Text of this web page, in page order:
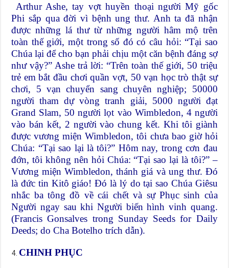
Arthur Ashe, tay vợt huyền thoại người Mỹ gốc
Phi sắp qua đời vì bệnh ung thư. Anh ta đã nhận
được những lá thư từ những người hâm mộ trên
toàn thế giới, một trong số đó có câu hỏi: “Tại sao
Chúa lại để cho bạn phải chịu một căn bệnh đáng sợ
như vậy?” Ashe trả lời: “Trên toàn thế giới, 50 triệu
trẻ em bắt đầu chơi quần vợt, 50 vạn học trò thật sự
chơi, 5 vạn chuyển sang chuyên nghiệp; 50000
người tham dự vòng tranh giải, 5000 người đạt
Grand Slam, 50 người lọt vào Wimbledon, 4 người
vào bán kết, 2 người vào chung kết. Khi tôi giành
được vương miện Wimbledon, tôi chưa bao giờ hỏi
Chúa: “Tại sao lại là tôi?” Hôm nay, trong cơn đau
đớn, tôi không nên hỏi Chúa: “Tại sao lại là tôi?” –
Vương miện Wimbledon, thánh giá và ung thư. Đó
là đức tin Kitô giáo! Đó là lý do tại sao Chúa Giêsu
nhắc ba tông đồ về cái chết và sự Phục sinh của
Người ngay sau khi Người biến hình vinh quang.
(Francis Gonsalves trong Sunday Seeds for Daily
Deeds; do Cha Botelho trích dẫn).
CHINH PHỤC